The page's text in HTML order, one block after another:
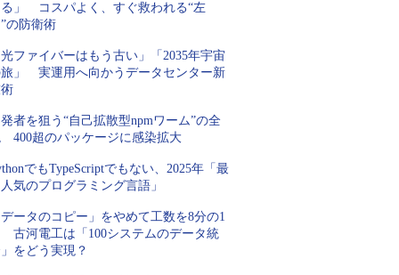
」 コスパよく、すぐ救われる“左
の防衛術
ファイバーはもう古い」「2035年宇宙
」 実運用へ向かうデータセンター新
者を狙う“自己拡散型npmワーム”の全
400超のパッケージに感染拡大
でもTypeScriptでもない、2025年「最
気のプログラミング言語」
ータのコピー」をやめて工数を8分の1
古河電工は「100システムのデータ統
をどう実現？